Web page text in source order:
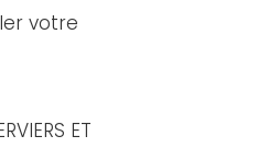
votre
ET